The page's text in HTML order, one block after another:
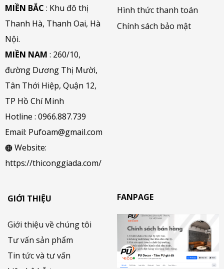
MIỀN BẮC : Khu đô thị
Thanh Hà, Thanh Oai, Hà
Nội.
MIỀN NAM : 260/10,
đường Dương Thị Mười,
Tân Thới Hiệp, Quận 12,
TP Hồ Chí Minh
Hotline : 0966.887.739
Email: Pufoam@gmail.com
Website:
https://thiconggiada.com/
Hình thức thanh toán
Chính sách bảo mật
GIỚI THIỆU
Giới thiệu về chúng tôi
Tư vấn sản phẩm
Tin tức và tư vấn
FANPAGE